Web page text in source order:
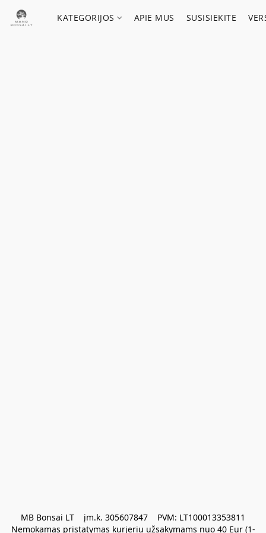
KATEGORIJOS APIE MUS SUSISIEKITE
MB Bonsai LT    įm.k. 305607847    PVM: LT100013353811
Nemokamas pristatymas kurjeriu užsakymams nuo 40 Eur (1-